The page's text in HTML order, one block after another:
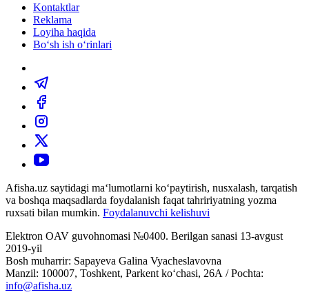
Kontaktlar
Reklama
Loyiha haqida
Bo‘sh ish o‘rinlari
Afisha.uz saytidagi ma‘lumotlarni ko‘paytirish, nusxalash, tarqatish
va boshqa maqsadlarda foydalanish faqat tahririyatning yozma
ruxsati bilan mumkin. Foydalanuvchi kelishuvi
Elektron OAV guvohnomasi №0400. Berilgan sanasi 13-avgust
2019-yil
Bosh muharrir: Sapayeva Galina Vyacheslavovna
Manzil: 100007, Toshkent, Parkent ko‘chasi, 26А / Pochta:
info@afisha.uz